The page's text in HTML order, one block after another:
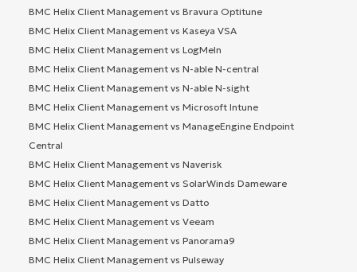
BMC Helix Client Management vs Bravura Optitune
BMC Helix Client Management vs Kaseya VSA
BMC Helix Client Management vs LogMeIn
BMC Helix Client Management vs N-able N-central
BMC Helix Client Management vs N-able N-sight
BMC Helix Client Management vs Microsoft Intune
BMC Helix Client Management vs ManageEngine Endpoint
Central
BMC Helix Client Management vs Naverisk
BMC Helix Client Management vs SolarWinds Dameware
BMC Helix Client Management vs Datto
BMC Helix Client Management vs Veeam
BMC Helix Client Management vs Panorama9
BMC Helix Client Management vs Pulseway